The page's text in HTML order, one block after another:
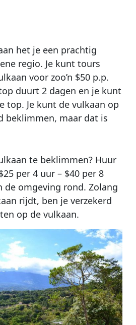
het je een prachtig
regio. Je kunt tours
voor zoo’n $50 p.p.
duurt 2 dagen en je kunt
top. Je kunt de vulkaan op
beklimmen, maar dat is
te beklimmen? Huur
per 4 uur – $40 per 8
de omgeving rond. Zolang
rijdt, ben je verzekerd
op de vulkaan.